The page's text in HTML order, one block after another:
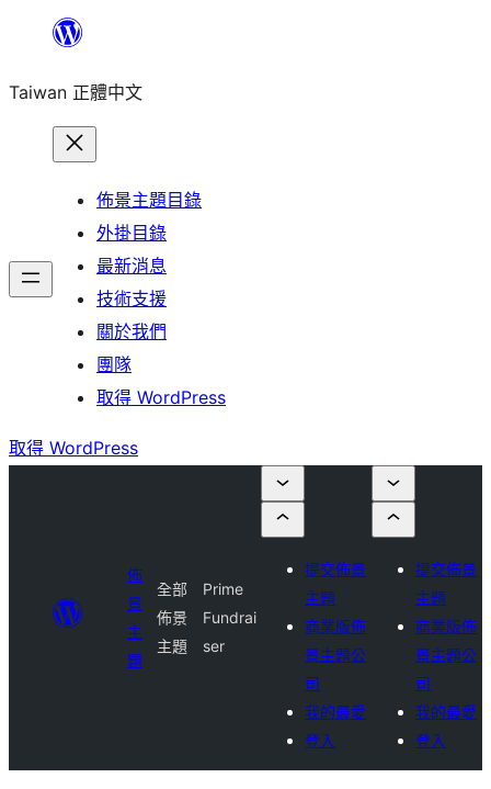
主
Taiwan 正體中文
佈景主題目錄
外掛目錄
最新消息
技術支援
關於我們
團隊
取得 WordPress
取得 WordPress
佈
景
主
題
全部
佈景
主題
Prime
Fundrai
ser
提交佈景
主題
商業版佈
景主題公
司
我的最愛
登入
提交佈景
主題
商業版佈
景主題公
司
我的最愛
登入